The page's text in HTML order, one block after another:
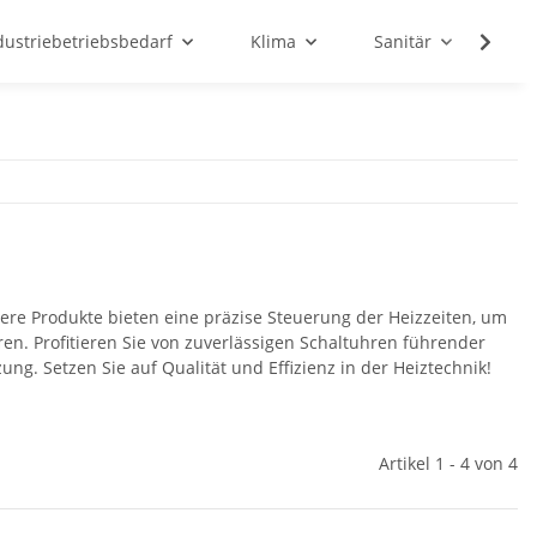
Klima Sanitär
Produkte bieten eine präzise Steuerung der Heizzeiten, um
Profitieren Sie von zuverlässigen Schaltuhren führender
Setzen Sie auf Qualität und Effizienz in der Heiztechnik!
Artikel 1 - 4 von 4